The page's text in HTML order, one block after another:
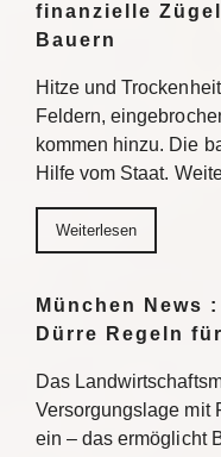
finanzielle
Bauern
Hitze und
Feldern,
kommen hinzu. Die
Hilfe vom Staat.
Weiterlesen
München News
Dürre Regeln
Das
Versorgungslage mit
ein – das ermöglicht